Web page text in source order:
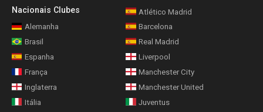
Nacionais Clubes
Alemanha
Brasil
Espanha
França
Inglaterra
Itália
Atlético Madrid
Barcelona
Real Madrid
Liverpool
Manchester City
Manchester United
Juventus